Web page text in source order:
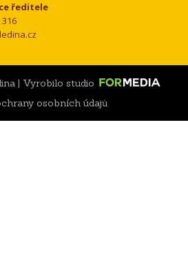
ředitele
316
| Vyrobilo studio
osobních údajů